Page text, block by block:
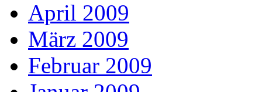
April 2009
März 2009
Februar 2009